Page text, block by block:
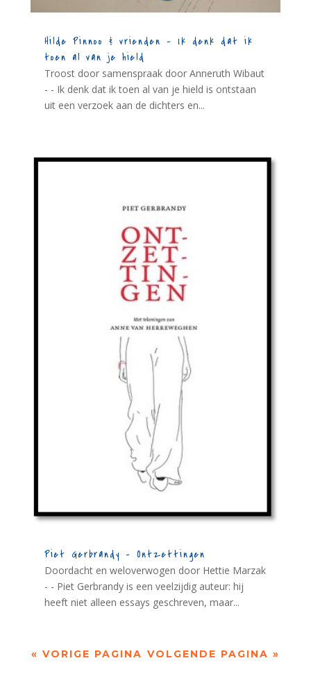
Hilde Pinnoo & vrienden – Ik denk dat ik
toen al van je hield
Troost door samenspraak door Anneruth Wibaut
- - Ik denk dat ik toen al van je hield is ontstaan
uit een verzoek aan de dichters en...
Piet Gerbrandy – Ontzettingen
Doordacht en weloverwogen door Hettie Marzak
- - Piet Gerbrandy is een veelzijdig auteur: hij
heeft niet alleen essays geschreven, maar...
« VORIGE PAGINA VOLGENDE PAGINA »